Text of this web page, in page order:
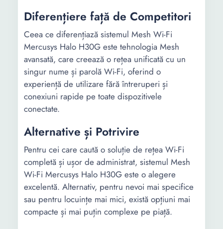
Printserver
- -
Diferențiere față de Competitori
Ceea ce diferențiază sistemul Mesh Wi-Fi
Mercusys Halo H30G este tehnologia Mesh
avansată, care creează o rețea unificată cu un
singur nume și parolă Wi-Fi, oferind o
experiență de utilizare fără întreruperi și
conexiuni rapide pe toate dispozitivele
conectate.
Alternative și Potrivire
Pentru cei care caută o soluție de rețea Wi-Fi
completă și ușor de administrat, sistemul Mesh
Wi-Fi Mercusys Halo H30G este o alegere
excelentă. Alternativ, pentru nevoi mai specifice
sau pentru locuințe mai mici, există opțiuni mai
compacte și mai puțin complexe pe piață.